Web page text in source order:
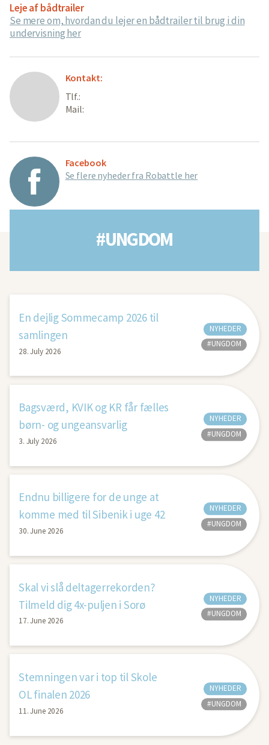
Leje af bådtrailer
Se mere om, hvordan du lejer en bådtrailer til brug i din
undervisning her
Kontakt:
Tlf.:
Mail:
Facebook
Se flere nyheder fra Robattle her
#UNGDOM
En dejlig Sommecamp 2026 til
samlingen
28. July 2026
NYHEDER
#UNGDOM
Bagsværd, KVIK og KR får fælles
børn- og ungeansvarlig
3. July 2026
NYHEDER
#UNGDOM
Endnu billigere for de unge at
komme med til Sibenik i uge 42
30. June 2026
NYHEDER
#UNGDOM
Skal vi slå deltagerrekorden?
Tilmeld dig 4x-puljen i Sorø
17. June 2026
NYHEDER
#UNGDOM
Stemningen var i top til Skole
OL finalen 2026
11. June 2026
NYHEDER
#UNGDOM